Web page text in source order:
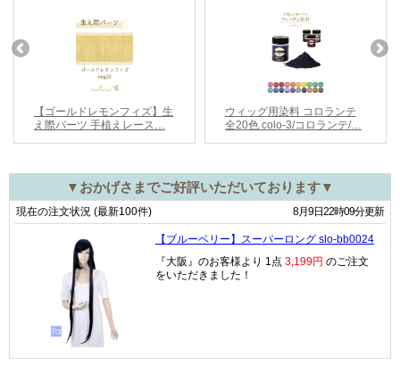
▼おかげさまでご好評いただいております▼